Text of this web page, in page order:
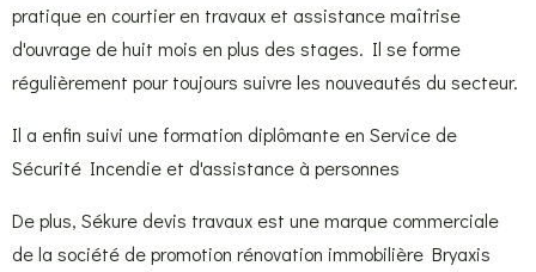
pratique en courtier en travaux et assistance maîtrise
d'ouvrage de huit mois en plus des stages. Il se forme
régulièrement pour toujours suivre les nouveautés du secteur.
Il a enfin suivi une formation diplômante en Service de
Sécurité Incendie et d'assistance à personnes
De plus, Sékure devis travaux est une marque commerciale
de la société de promotion rénovation immobilière Bryaxis